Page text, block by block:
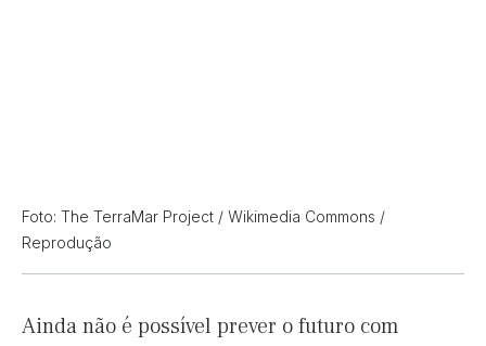
Foto: The TerraMar Project / Wikimedia Commons /
Reprodução
Ainda não é possível prever o futuro com